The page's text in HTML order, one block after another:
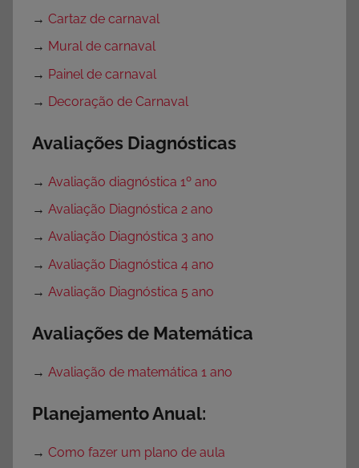
→ Cartaz de carnaval
→ Mural de carnaval
→ Painel de carnaval
→ Decoração de Carnaval
Avaliações Diagnósticas
→ Avaliação diagnóstica 1º ano
→ Avaliação Diagnóstica 2 ano
→ Avaliação Diagnóstica 3 ano
→ Avaliação Diagnóstica 4 ano
→ Avaliação Diagnóstica 5 ano
Avaliações de Matemática
→ Avaliação de matemática 1 ano
Planejamento Anual:
→ Como fazer um plano de aula